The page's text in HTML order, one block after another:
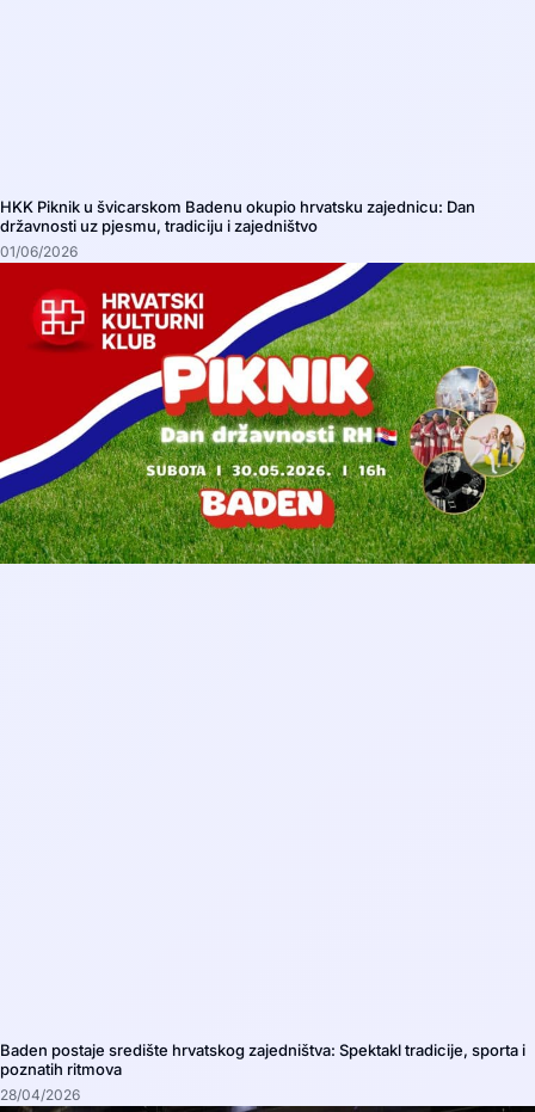
HKK Piknik u švicarskom Badenu okupio hrvatsku zajednicu: Dan
državnosti uz pjesmu, tradiciju i zajedništvo
01/06/2026
Baden postaje središte hrvatskog zajedništva: Spektakl tradicije, sporta i
poznatih ritmova
28/04/2026